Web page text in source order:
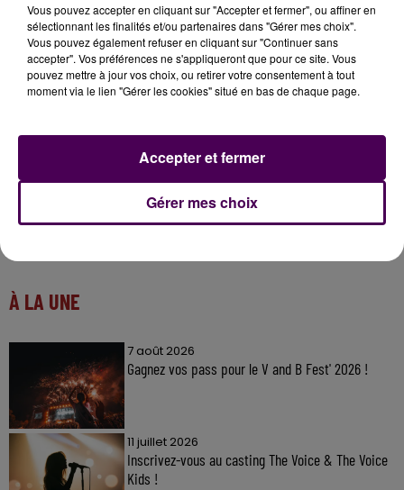
Fête médiévale à Mehun-sur-Yèvre ces 4 et 5 juillet
Accès gratuit, hormis repas du samedi soir à 22
euros
Détails surle site web officiel de l'événement!
À LA UNE
7 août 2026
Gagnez vos pass pour le V and B Fest' 2026 !
11 juillet 2026
Inscrivez-vous au casting The Voice & The Voice
Kids !
Vous pouvez accepter en cliquant sur "Accepter et fermer", ou affiner en
sélectionnant les finalités et/ou partenaires dans "Gérer mes choix".
Vous pouvez également refuser en cliquant sur "Continuer sans
accepter". Vos préférences ne s'appliqueront que pour ce site. Vous
pouvez mettre à jour vos choix, ou retirer votre consentement à tout
moment via le lien "Gérer les cookies" situé en bas de chaque page.
Gérer mes choix
Accepter et fermer